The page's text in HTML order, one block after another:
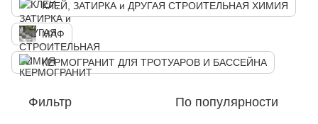
КЛЕЙ, ЗАТИРКА и ДРУГАЯ СТРОИТЕЛЬНАЯ ХИМИЯ
МАФ
КЕРМОГРАНИТ ДЛЯ ТРОТУАРОВ И БАССЕЙНА
Фильтр По популярности